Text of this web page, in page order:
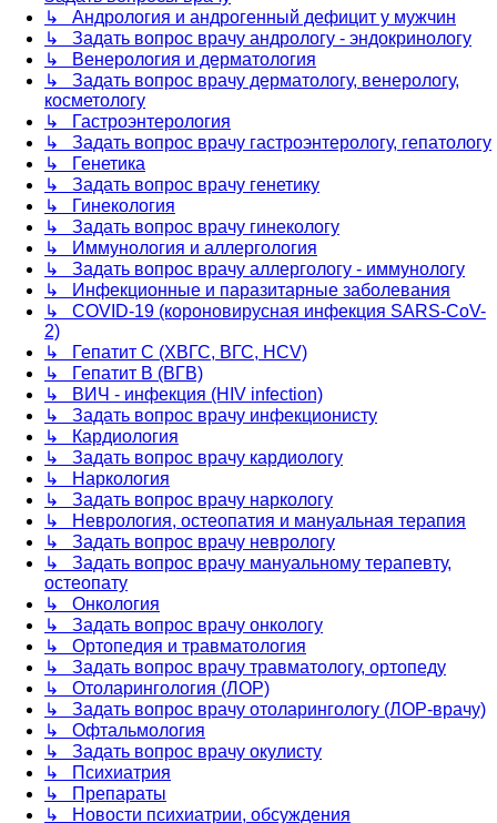
↳ Андрология и андрогенный дефицит у мужчин
↳ Задать вопрос врачу андрологу - эндокринологу
↳ Венерология и дерматология
↳ Задать вопрос врачу дерматологу, венерологу,
косметологу
↳ Гастроэнтерология
↳ Задать вопрос врачу гастроэнтерологу, гепатологу
↳ Генетика
↳ Задать вопрос врачу генетику
↳ Гинекология
↳ Задать вопрос врачу гинекологу
↳ Иммунология и аллергология
↳ Задать вопрос врачу аллергологу - иммунологу
↳ Инфекционные и паразитарные заболевания
↳ COVID-19 (короновирусная инфекция SARS-CoV-
2)
↳ Гепатит C (ХВГС, ВГС, HCV)
↳ Гепатит B (ВГВ)
↳ ВИЧ - инфекция (HIV infection)
↳ Задать вопрос врачу инфекционисту
↳ Кардиология
↳ Задать вопрос врачу кардиологу
↳ Наркология
↳ Задать вопрос врачу наркологу
↳ Неврология, остеопатия и мануальная терапия
↳ Задать вопрос врачу неврологу
↳ Задать вопрос врачу мануальному терапевту,
остеопату
↳ Онкология
↳ Задать вопрос врачу онкологу
↳ Ортопедия и травматология
↳ Задать вопрос врачу травматологу, ортопеду
↳ Отоларингология (ЛОР)
↳ Задать вопрос врачу отоларингологу (ЛОР-врачу)
↳ Офтальмология
↳ Задать вопрос врачу окулисту
↳ Психиатрия
↳ Препараты
↳ Новости психиатрии, обсуждения